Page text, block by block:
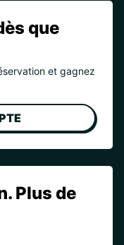
que
et gagnez
Plus de